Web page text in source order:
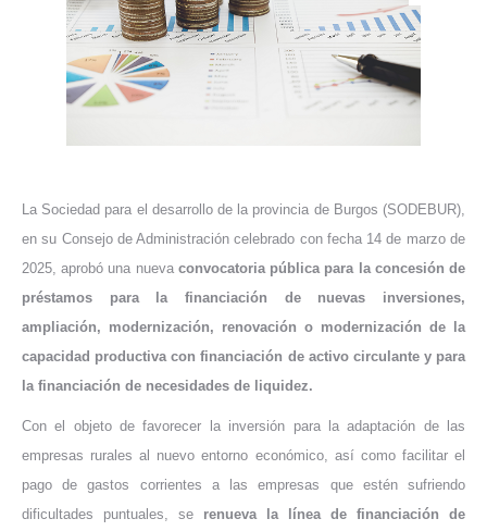
La Sociedad para el desarrollo de la provincia de Burgos (SODEBUR),
en su Consejo de Administración celebrado con fecha 14 de marzo de
2025, aprobó una nueva convocatoria pública para la concesión de
préstamos para la financiación de nuevas inversiones,
ampliación, modernización, renovación o modernización de la
capacidad productiva con financiación de activo circulante y para
la financiación de necesidades de liquidez.
Con el objeto de favorecer la inversión para la adaptación de las
empresas rurales al nuevo entorno económico, así como facilitar el
pago de gastos corrientes a las empresas que estén sufriendo
dificultades puntuales, se renueva la línea de financiación de